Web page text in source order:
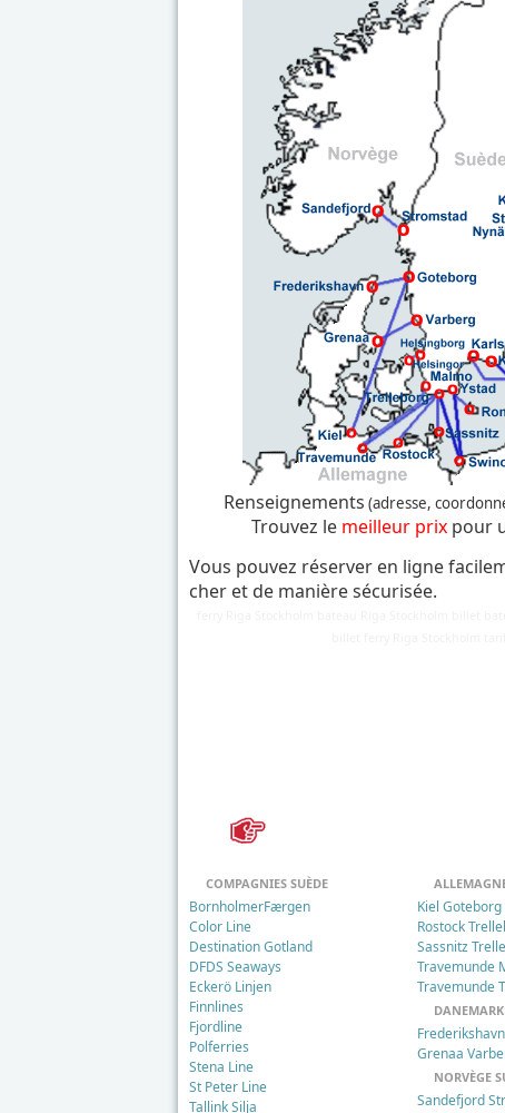
Renseignements (adresse,
Trouvez le meilleur prixpour
Vous pouvez réserver en ligne
cher et de manière sécurisée.
COMPAGNIES SUÈDE
BornholmerFærgen
Color Line
Destination Gotland
DFDS Seaways
Eckerö Linjen
Finnlines
Fjordline
Polferries
Stena Line
St Peter Line
Tallink Silja
Kiel Goteborg
Rostock
Sassnitz
Travemunde
Travemunde
DANEMARK
Grenaa
NORVÈGE
Sandefjord